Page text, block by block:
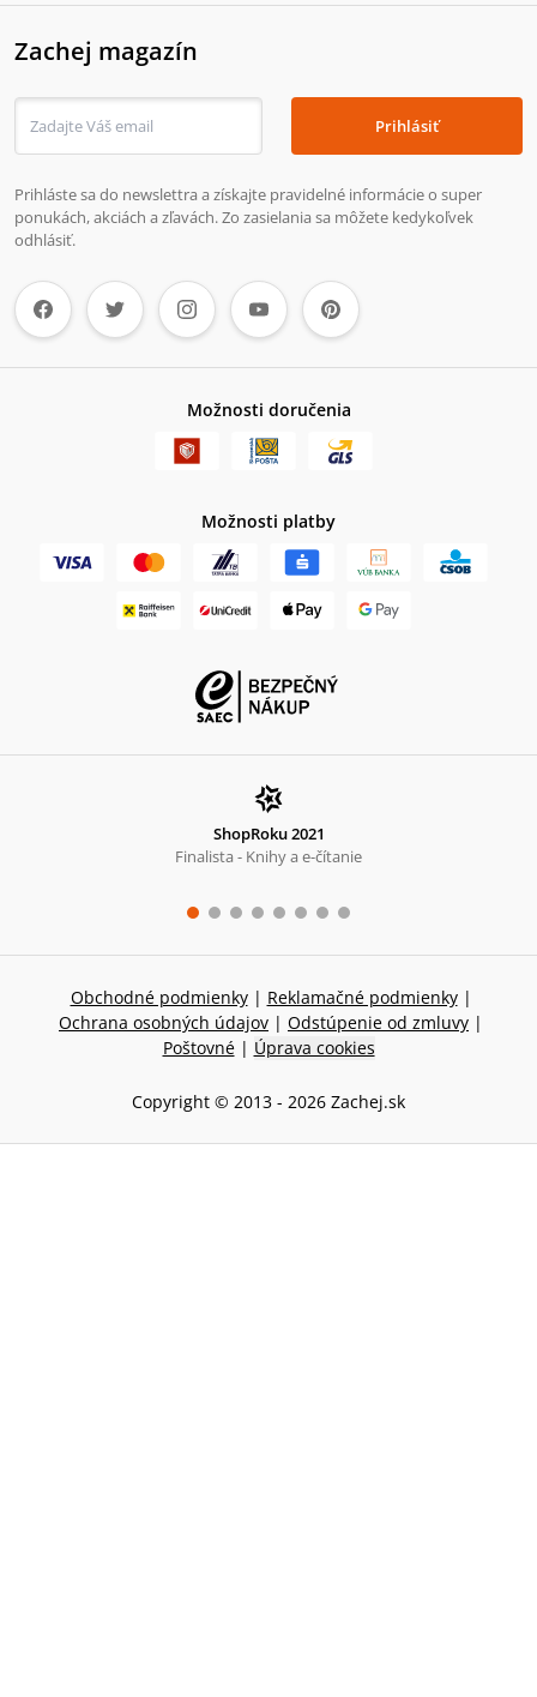
Zachej magazín
Prihlásiť
Prihláste sa do newslettra a získajte pravidelné informácie o super
ponukách, akciách a zľavách. Zo zasielania sa môžete kedykoľvek
odhlásiť.
Možnosti doručenia
Možnosti platby
ShopRoku 2021
Finalista - Knihy a e-čítanie
Obchodné podmienky | Reklamačné podmienky |
Ochrana osobných údajov | Odstúpenie od zmluvy |
Poštovné | Úprava cookies
Copyright © 2013 - 2026 Zachej.sk